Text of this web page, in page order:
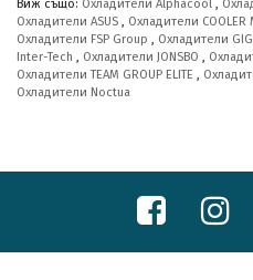
Виж също: Охладители Alphacool ,
Охладители ASUS , Охладители COOLER
Охладители FSP Group , Охладители
Inter-Tech , Охладители JONSBO ,
Охладители TEAM GROUP ELITE ,
Охладители Noctua